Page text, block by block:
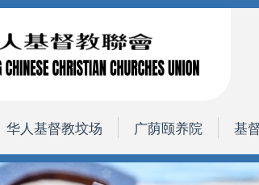
华人基督教坟场 广荫颐养院 基